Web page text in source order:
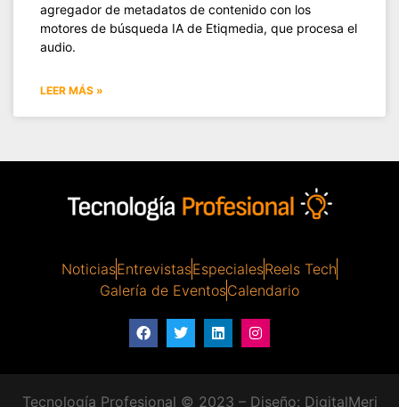
agregador de metadatos de contenido con los
motores de búsqueda IA de Etiqmedia, que procesa el
audio.
LEER MÁS »
NoticiasEntrevistasEspecialesReels Tech
Galería de EventosCalendario
Tecnología Profesional © 2023 – Diseño: DigitalMeri